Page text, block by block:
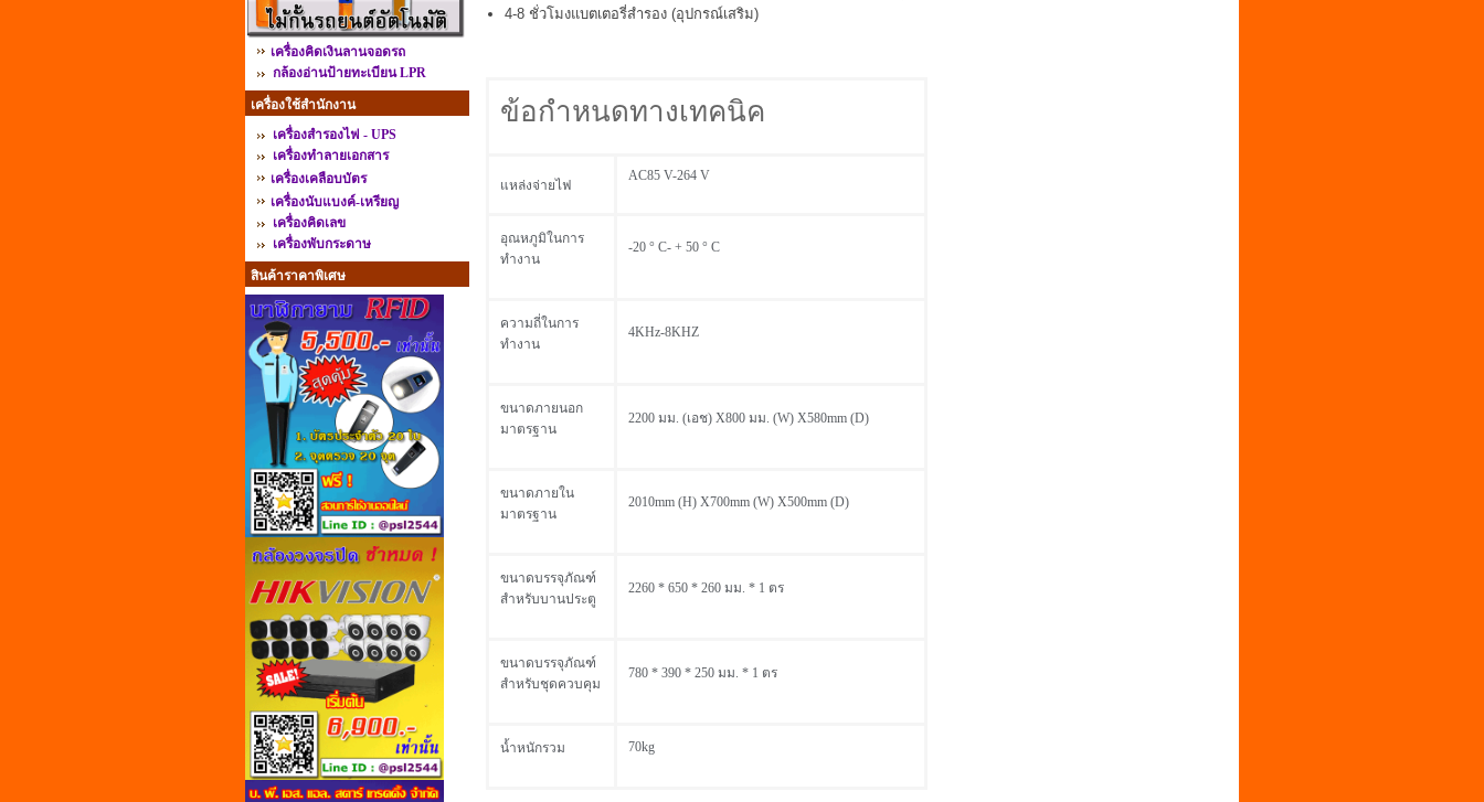
เครื่องคิดเงินลานจอดรถ
กล้องอ่านป้ายทะเบียน LPR
เครื่องใช้สำนักงาน
เครื่องสำรองไฟ - UPS
เครื่องทำลายเอกสาร
เครื่องเคลือบบัตร
เครื่องนับแบงค์-เหรียญ
เครื่องคิดเลข
เครื่องพับกระดาษ
สินค้าราคาพิเศษ
4-8 ชั่วโมงแบตเตอรี่สำรอง (อุปกรณ์เสริม)
ข้อกำหนดทางเทคนิค
แหล่งจ่ายไฟ
AC85 V-264 V
อุณหภูมิในการ
ทำงาน
-20 ° C- + 50 ° C
ความถี่ในการ
ทำงาน
4KHz-8KHZ
ขนาดภายนอก
มาตรฐาน
2200 มม. (เอช) X800 มม. (W) X580mm (D)
ขนาดภายใน
มาตรฐาน
2010mm (H) X700mm (W) X500mm (D)
ขนาดบรรจุภัณฑ์
สำหรับบานประตู
2260 * 650 * 260 มม. * 1 ตร
ขนาดบรรจุภัณฑ์
สำหรับชุดควบคุม
780 * 390 * 250 มม. * 1 ตร
น้ำหนักรวม 70kg